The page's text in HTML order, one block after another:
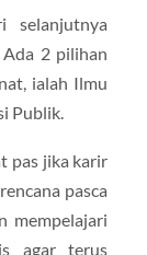
selanjutnya
2 pilihan
ialah Ilmu
Publik.
pas jika karir
pasca
mempelajari
agar terus